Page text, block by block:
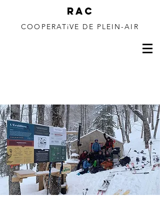
RAC
COOPERATiVE DE PLEIN-AIR